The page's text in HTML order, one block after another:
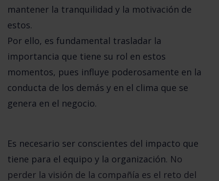
mantener la tranquilidad y la motivación de
estos.
Por ello, es fundamental trasladar la
importancia que tiene su rol en estos
momentos, pues influye poderosamente en la
conducta de los demás y en el clima que se
genera en el negocio.
Es necesario ser conscientes del impacto que
tiene para el equipo y la organización. No
perder la visión de la compañía es el reto del